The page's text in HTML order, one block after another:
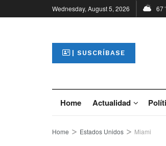
Wednesday, August 5, 2026 67
| SUSCRÍBASE
Home Actualidad
Home Estados Unidos Miami